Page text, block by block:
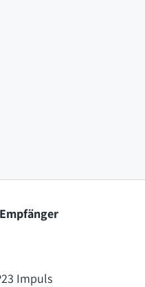
Impuls